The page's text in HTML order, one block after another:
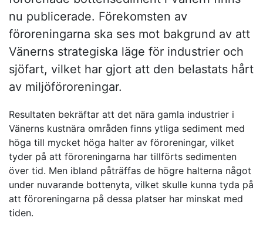
nu publicerade. Förekomsten av
föroreningarna ska ses mot bakgrund av att
Vänerns strategiska läge för industrier och
sjöfart, vilket har gjort att den belastats hårt
av miljöföroreningar.
Resultaten bekräftar att det nära gamla industrier i
Vänerns kustnära områden finns ytliga sediment med
höga till mycket höga halter av föroreningar, vilket
tyder på att föroreningarna har tillförts sedimenten
över tid. Men ibland påträffas de högre halterna något
under nuvarande bottenyta, vilket skulle kunna tyda på
att föroreningarna på dessa platser har minskat med
tiden.